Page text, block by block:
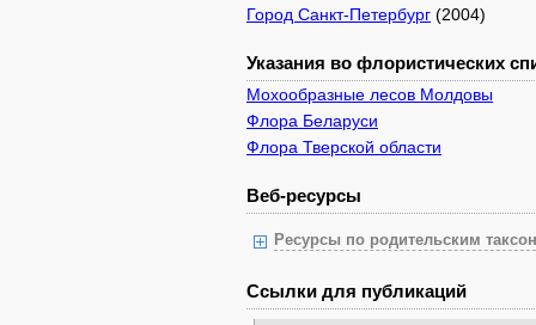
Город Санкт-Петербург (2004)
Указания во флористических
Мохообразные лесов Молдовы
Флора Беларуси
Флора Тверской области
Веб-ресурсы
Ресурсы по родительским
Ссылки для публикаций